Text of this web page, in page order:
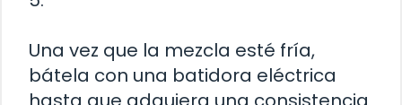
Una vez que la mezcla esté fría,
bátela con una batidora eléctrica